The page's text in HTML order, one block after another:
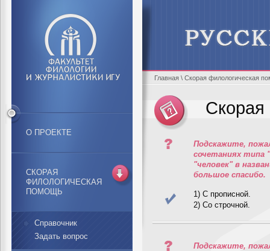
О ПРОЕКТЕ
СКОРАЯ
ФИЛОЛОГИЧЕСКАЯ
ПОМОЩЬ
Справочник
Задать вопрос
Главная \ Скорая филологическая
Подскажите,
сочетаниях типа
"человек" в
большое спасибо.
1) С прописной.
2) Со строчной.
Подскажите,